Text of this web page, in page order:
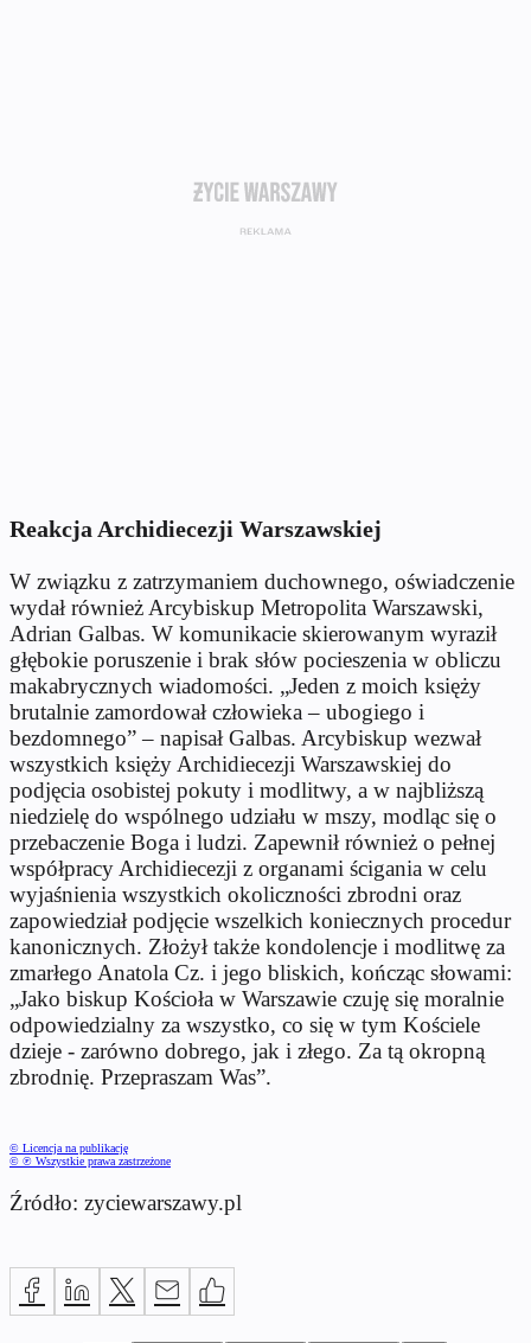
Reakcja Archidiecezji Warszawskiej
W związku z zatrzymaniem duchownego, oświadczenie
wydał również Arcybiskup Metropolita Warszawski,
Adrian Galbas. W komunikacie skierowanym wyraził
głębokie poruszenie i brak słów pocieszenia w obliczu
makabrycznych wiadomości. „Jeden z moich księży
brutalnie zamordował człowieka – ubogiego i
bezdomnego” – napisał Galbas. Arcybiskup wezwał
wszystkich księży Archidiecezji Warszawskiej do
podjęcia osobistej pokuty i modlitwy, a w najbliższą
niedzielę do wspólnego udziału w mszy, modląc się o
przebaczenie Boga i ludzi. Zapewnił również o pełnej
współpracy Archidiecezji z organami ścigania w celu
wyjaśnienia wszystkich okoliczności zbrodni oraz
zapowiedział podjęcie wszelkich koniecznych procedur
kanonicznych. Złożył także kondolencje i modlitwę za
zmarłego Anatola Cz. i jego bliskich, kończąc słowami:
„Jako biskup Kościoła w Warszawie czuję się moralnie
odpowiedzialny za wszystko, co się w tym Kościele
dzieje - zarówno dobrego, jak i złego. Za tą okropną
zbrodnię. Przepraszam Was”.
© Licencja na publikację
© ℗ Wszystkie prawa zastrzeżone
Źródło: zyciewarszawy.pl